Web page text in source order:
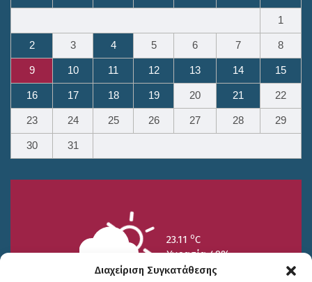
Διαχείριση Συγκατάθεσης
1
2 3 4 5 6 7 8
9 10 11 12 13 14 15
16 17 18 19 20 21 22
23 24 25 26 27 28 29
30 31
23.11 oC
Υγρασία 49%